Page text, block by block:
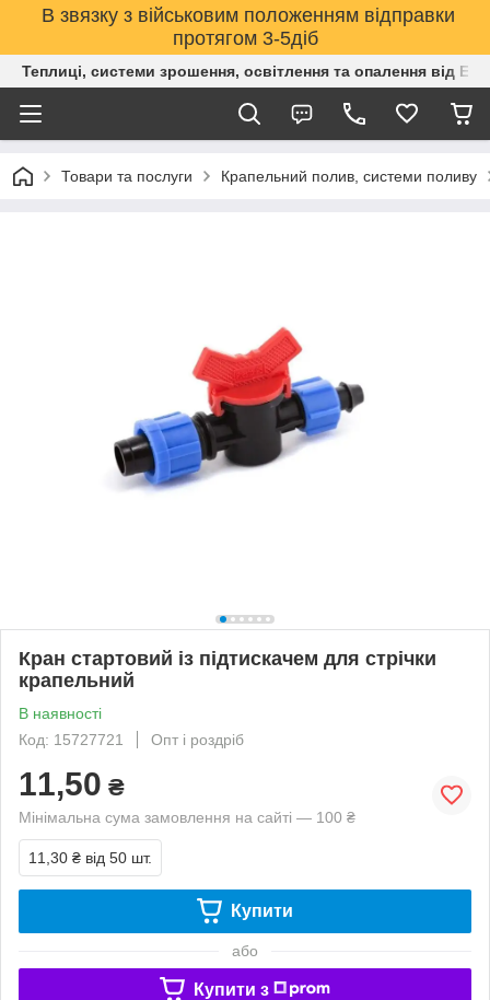
В звязку з військовим положенням відправки
протягом 3-5діб
Теплиці, системи зрошення, освітлення та опалення від
Товари та послуги Крапельний полив, системи поливу
Кран стартовий із підтискачем для стрічки
крапельний
В наявності
Код: 15727721
Опт і роздріб
11,50 ₴
Мінімальна сума замовлення на сайті — 100 ₴
11,30 ₴ від 50 шт.
Купити
або
Купити з